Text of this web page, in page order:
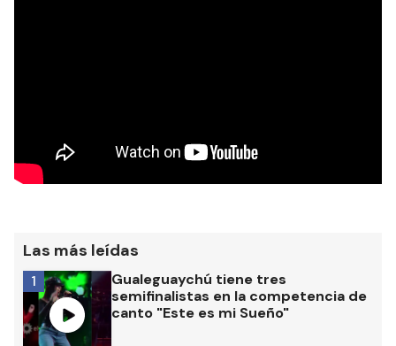
Las más leídas
Gualeguaychú tiene tres
semifinalistas en la competencia de
canto "Este es mi Sueño"
1